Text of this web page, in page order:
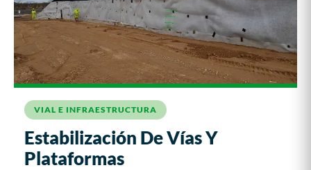
VIAL E INFRAESTRUCTURA
Estabilización De Vías Y
Plataformas